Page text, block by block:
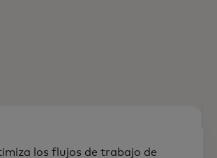
los flujos de trabajo de